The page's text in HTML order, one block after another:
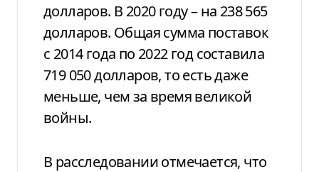
долларов. В 2020 году – на 238 565
долларов. Общая сумма поставок
с 2014 года по 2022 год составила
719 050 долларов, то есть даже
меньше, чем за время великой
войны.
В расследовании отмечается, что